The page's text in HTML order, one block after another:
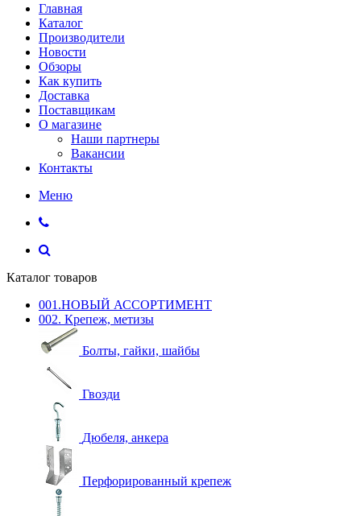
Главная
Каталог
Производители
Новости
Обзоры
Как купить
Доставка
Поставщикам
О магазине
Наши партнеры
Вакансии
Контакты
Меню
Каталог товаров
001.НОВЫЙ АССОРТИМЕНТ
002. Крепеж, метизы
Болты, гайки, шайбы
Гвозди
Дюбеля, анкера
Перфорированный крепеж